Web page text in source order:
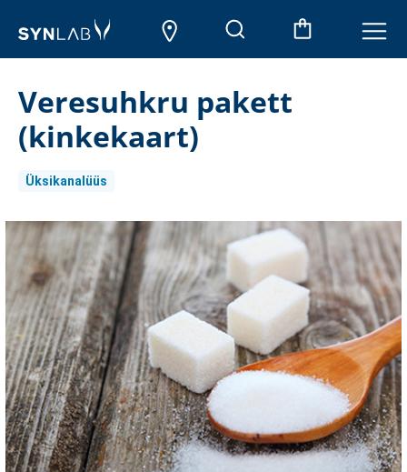
Veresuhkru pakett
(kinkekaart)
Üksikanalüüs
Aktueller
Lagerbestand: